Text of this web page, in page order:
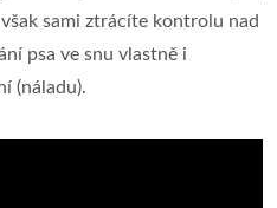
sami ztrácíte kontrolu nad
psa ve snu vlastně i
(náladu).